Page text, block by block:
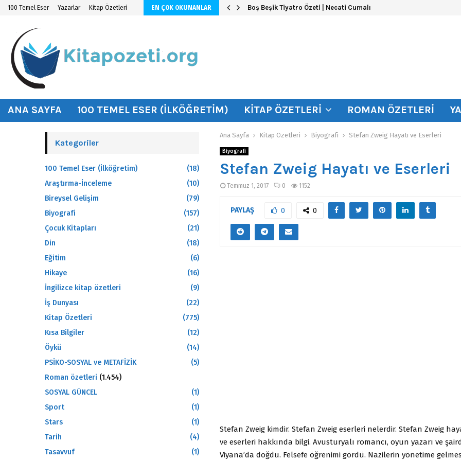
100 Temel Eser Yazarlar Kitap Özetleri EN ÇOK OKUNANLAR
ÖZETİ Boş Beşik Tiyatro Özeti | Necati Cumalı
ANA SAYFA 100 TEMEL ESER (İLKÖĞRETIM) KITAP ÖZETLERI ROMAN ÖZETLERI
Ana Sayfa Kitap Özetleri Biyografi Stefan Zweig Hayatı ve Eserleri
Biyografi
Stefan Zweig Hayatı ve Eserleri
Temmuz 1, 2017 0 1152
PAYLAŞ 0 0
Stefan Zweig kimdir. Stefan Zweig eserleri nelerdir. Stefan Zweig
ve eserleri hakkında bilgi. Avusturyalı romancı, oyun yazarı ve
Viyana’da doğdu. Felsefe öğrenimi gördü. Nazilerin yönetime
Kategoriler
100 Temel Eser (İlköğretim)
(18)
Araştırma-İnceleme
(10)
Bireysel Gelişim
(79)
Biyografi
(157)
Çocuk Kitapları
(21)
Din
(18)
Eğitim
(6)
Hikaye
(16)
İngilizce kitap özetleri
(9)
İş Dunyası
(22)
Kitap Özetleri
(775)
Kısa Bilgiler
(12)
Öykü
(14)
PSİKO-SOSYAL ve METAFİZİK
(5)
Roman özetleri (1.454)
SOSYAL GÜNCEL
(1)
Sport
(1)
Stars
(1)
Tarih
(4)
Tasavvuf
(1)